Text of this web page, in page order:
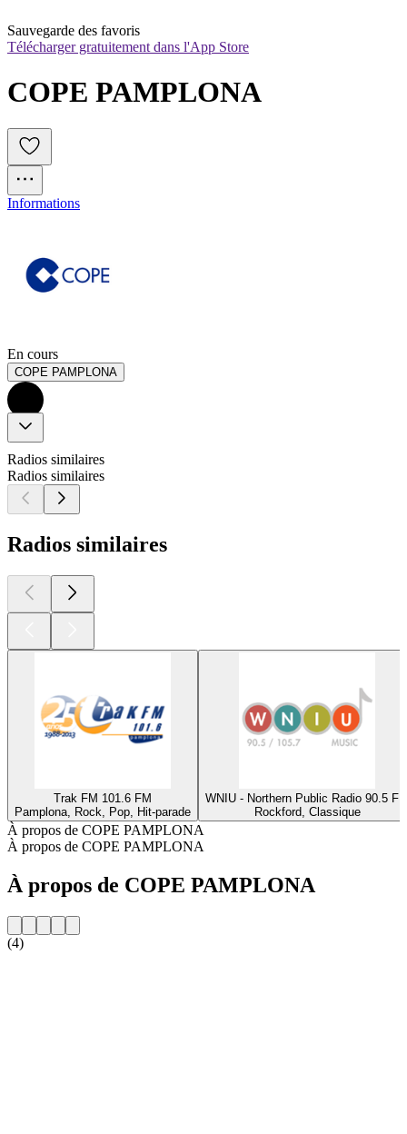
Sauvegarde des favoris
Télécharger gratuitement dans l'App Store
COPE PAMPLONA
Informations
En cours
COPE PAMPLONA
Radios similaires
Radios similaires
Radios similaires
Trak FM 101.6 FM
Pamplona, Rock, Pop, Hit-parade
WNIU - Northern Public Radio 90.5
Rockford, Classique
À propos de COPE PAMPLONA
À propos de COPE PAMPLONA
À propos de COPE PAMPLONA
(4)